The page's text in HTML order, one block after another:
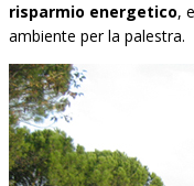
risparmio energetico,
ambiente per la palestra.